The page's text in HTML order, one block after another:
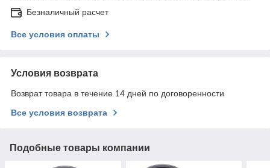
Безналичный расчет
Все условия оплаты
Условия возврата
Возврат товара в течение 14 дней по договоренности
Все условия возврата
Подобные товары компании